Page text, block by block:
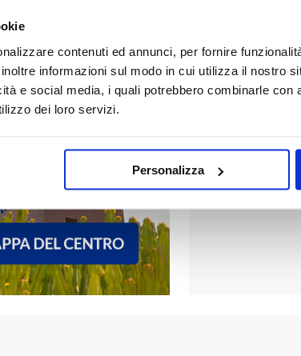
contenuti ed annunci, per fornire
informazioni sul modo in cui utilizza il nostro
e social media, i quali potrebbero combinarle con
dei loro servizi.
Personalizza
Scopri tutti i